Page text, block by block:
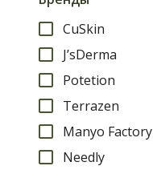
CuSkin
J’sDerma
Potetion
Terrazen
Manyo Factory
Needly